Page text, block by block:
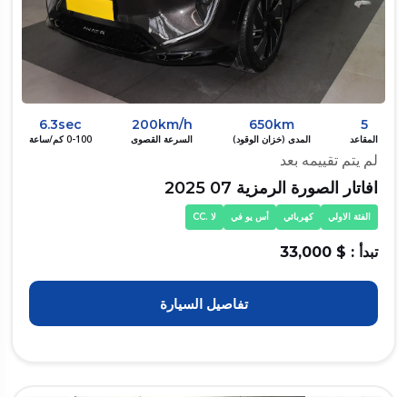
5
المقاعد
650km
المدى (خزان الوقود)
200km/h
السرعة القصوى
6.3sec
0-100 كم/ساعة
لم يتم تقييمه بعد
افاتار الصورة الرمزية 07 2025
الفئة الاولي كهربائي أس يو في لا .CC
تبدأ : $ 33,000
تفاصيل السيارة